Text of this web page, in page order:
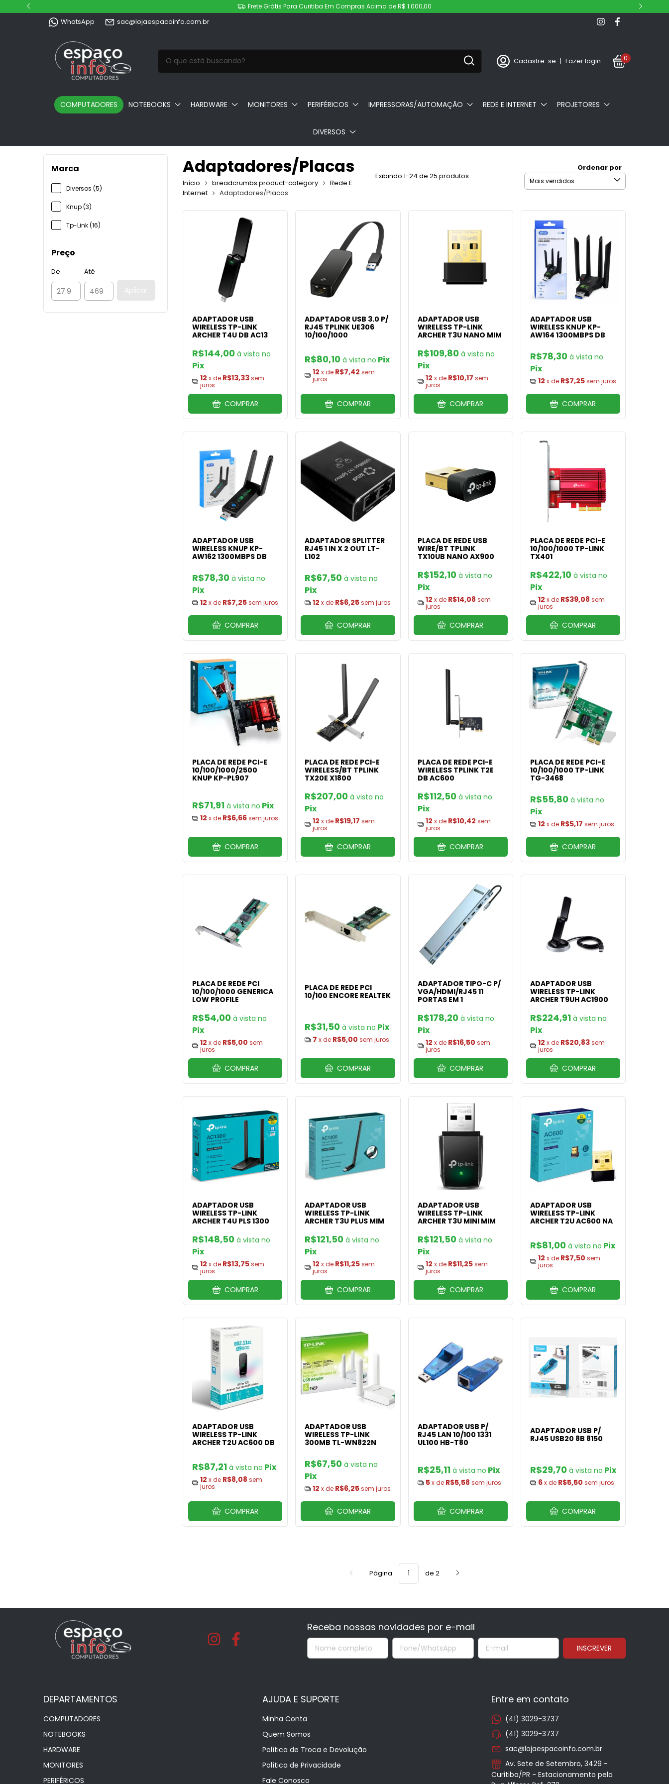
Frete Grátis Para Curitiba Em Compras Acima de R$ 1.000,00
WhatsApp sac@lojaespacoinfo.com.br
Cadastre-se | Fazer login 0
COMPUTADORES NOTEBOOKS HARDWARE MONITORES PERIFÉRICOS IMPRESSORAS/AUTOMAÇÃO REDE E INTERNET PROJETORES
DIVERSOS
Marca
Diversos (5)
Knup (3)
Tp-Link (16)
Preço
De Até
Aplicar
Adaptadores/Placas
Início breadcrumbs.product-category
Rede E
Internet
Adaptadores/Placas
Exibindo 1-24 de 25 produtos
Ordenar por
ADAPTADOR USB
WIRELESS TP-LINK
ARCHER T4U DB AC13
R$144,00
Pix
12 x de R$13,33sem
juros
COMPRAR
ADAPTADOR USB 3.0 P/
RJ45 TPLINK UE306
10/100/1000
R$80,10 Pix
12 x de R$7,42 sem
juros
COMPRAR
ADAPTADOR USB
WIRELESS TP-LINK
ARCHER T3U NANO MIM
R$109,80
Pix
12 x de R$10,17 sem
juros
COMPRAR
ADAPTADOR USB
WIRELESS KNUP KP-
AW164 1300MBPS DB
R$78,30
Pix
12 x de R$7,25sem juros
COMPRAR
ADAPTADOR USB
WIRELESS KNUP KP-
AW162 1300MBPS DB
R$78,30
Pix
12 x de R$7,25sem juros
COMPRAR
ADAPTADOR SPLITTER
RJ45 1 IN X 2 OUT LT-
L102
R$67,50
Pix
12 x de R$6,25sem juros
COMPRAR
PLACA DE REDE USB
WIRE/BT TPLINK
TX10UB NANO AX900
R$152,10
Pix
12 x de R$14,08 sem
juros
COMPRAR
PLACA DE REDE PCI-E
10/100/1000 TP-LINK
TX401
R$422,10
Pix
12 x de R$39,08 sem
juros
COMPRAR
PLACA DE REDE PCI-E
10/100/1000/2500
KNUP KP-PL907
R$71,91 Pix
12 x de R$6,66sem juros
COMPRAR
PLACA DE REDE PCI-E
WIRELESS/BT TPLINK
TX20E X1800
R$207,00
Pix
12 x de R$19,17 sem
juros
COMPRAR
PLACA DE REDE PCI-E
WIRELESS TPLINK T2E
DB AC600
R$112,50
Pix
12 x de R$10,42 sem
juros
COMPRAR
PLACA DE REDE PCI-E
10/100/1000 TP-LINK
TG-3468
R$55,80
Pix
12 x de R$5,17 sem juros
COMPRAR
PLACA DE REDE PCI
10/100/1000 GENERICA
LOW PROFILE
R$54,00
Pix
12 x de R$5,00 sem
juros
COMPRAR
PLACA DE REDE PCI
10/100 ENCORE REALTEK
R$31,50 Pix
7 x de R$5,00 sem juros
COMPRAR
ADAPTADOR TIPO-C P/
VGA/HDMI/RJ45 11
PORTAS EM 1
R$178,20
Pix
12 x de R$16,50 sem
juros
COMPRAR
ADAPTADOR USB
WIRELESS TP-LINK
ARCHER T9UH AC1900
R$224,91
Pix
12 x de R$20,83sem
juros
COMPRAR
ADAPTADOR USB
WIRELESS TP-LINK
ARCHER T4U PLS 1300
R$148,50
Pix
12 x de R$13,75sem
juros
COMPRAR
ADAPTADOR USB
WIRELESS TP-LINK
ARCHER T3U PLUS MIM
R$121,50
Pix
12 x de R$11,25sem
juros
COMPRAR
ADAPTADOR USB
WIRELESS TP-LINK
ARCHER T3U MINI MIM
R$121,50
Pix
12 x de R$11,25 sem
juros
COMPRAR
ADAPTADOR USB
WIRELESS TP-LINK
ARCHER T2U AC600 NA
R$81,00 Pix
12 x de R$7,50 sem
juros
COMPRAR
ADAPTADOR USB
WIRELESS TP-LINK
ARCHER T2U AC600 DB
R$87,21 Pix
12 x de R$8,08 sem
juros
COMPRAR
ADAPTADOR USB
WIRELESS TP-LINK
300MB TL-WN822N
R$67,50
Pix
12 x de R$6,25sem juros
COMPRAR
ADAPTADOR USB P/
RJ45 LAN 10/100 1331
UL100 HB-T80
R$25,11 Pix
5 x de R$5,58 sem juros
COMPRAR
ADAPTADOR USB P/
RJ45 USB20 8B 8150
R$29,70 Pix
6x de R$5,50 sem juros
COMPRAR
Página de 2
Receba nossas novidades por e-mail
DEPARTAMENTOS
COMPUTADORES
NOTEBOOKS
HARDWARE
MONITORES
PERIFÉRICOS
AJUDA E SUPORTE
Minha Conta
Quem Somos
Política de Troca e Devolução
Política de Privacidade
Fale Conosco
Entre em contato
(41) 3029-3737
(41) 3029-3737
sac@lojaespacoinfo.com.br
Av. Sete de Setembro, 3429 -
Curitiba/PR - Estacionamento pela